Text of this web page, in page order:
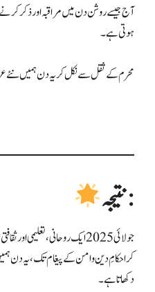
آج جیسے روشن دن میں مراقبہ اور ذکر
ہوتی ہے۔
محرم کے ثقل سے نکل کر یہ دن ہمیں نئے
نتیجہ:
کر احکامِ دین و امن کے پیغام تک، یہ دن
دکھاتا ہے۔